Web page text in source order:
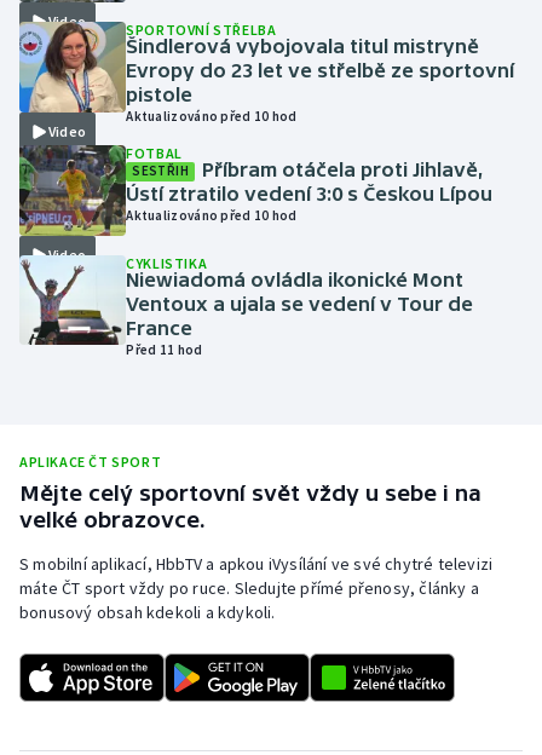
Lezení
Lyže a snowboard
Moderní pětiboj
Motorsport
Olympijské hry
Parasport
Rychlostní kanoistika
Short track
Video
Video
SPORTOVNÍ STŘELBA
Šindlerová vybojovala titul mistryně
Evropy do 23 let ve střelbě ze sportovní
pistole
Aktualizováno před 10 hod
Video
FOTBAL
SESTŘIH
Příbram otáčela proti Jihlavě,
Ústí ztratilo vedení 3:0 s Českou Lípou
Aktualizováno před 10 hod
CYKLISTIKA
Niewiadomá ovládla ikonické Mont
Ventoux a ujala se vedení v Tour de
France
Před 11 hod
APLIKACE ČT SPORT
Mějte celý sportovní svět vždy u sebe i na
velké obrazovce.
S mobilní aplikací, HbbTV a apkou iVysílání ve své chytré televizi
máte ČT sport vždy po ruce. Sledujte přímé přenosy, články a
bonusový obsah kdekoli a kdykoli.